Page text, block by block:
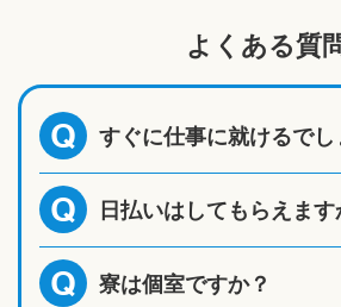
よくある質
Q すぐに仕事に就けるでし
Q 日払いはしてもらえます
Q 寮は個室ですか？